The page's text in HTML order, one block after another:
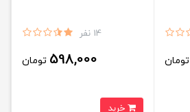
تومان
14 نفر
598,000 تومان